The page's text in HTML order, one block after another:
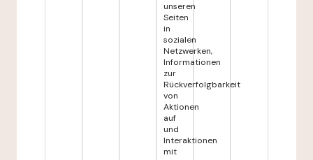
unseren
Seiten
in
sozialen
Netzwerken,
Informationen
zur
Rückverfolgbarkeit
von
Aktionen
auf
und
Interaktionen
mit